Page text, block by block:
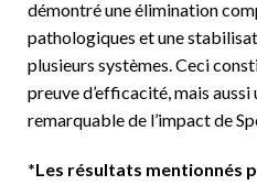
démontré une élimination
pathologiques et une
plusieurs systèmes. Ceci
preuve d’efficacité, mais
remarquable de l’impact de
*Les résultats mentionnés